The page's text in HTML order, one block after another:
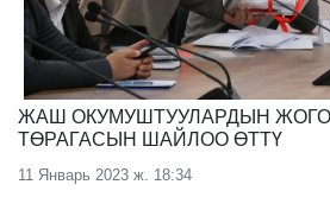
ЖАШ ОКУМУШТУУЛАРДЫН
ТӨРАГАСЫН ШАЙЛОО ӨТТҮ
11 Январь 2023 ж. 18:34